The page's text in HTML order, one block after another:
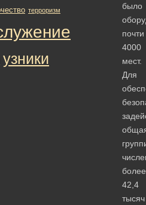
было
почти
4000
мест.
Для
более
42,4
тысяч
терроризм
узники